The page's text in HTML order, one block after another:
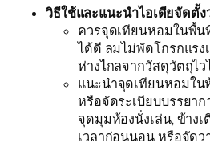
วิธีใช้และแนะนำไอเดียจัดตั้ง
ควรจุดเทียนหอมในพื้
ได้ดี ลมไม่พัดโกรกแรง
ห่างไกลจากวัสดุวัตถุไ
แนะนำจุดเทียนหอมใน
หรือจัดระเบียบบรรยาก
จุดมุมห้องนั่งเล่น, ข้าง
เวลาก่อนนอน หรือจัดว